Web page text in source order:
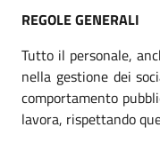
REGOLE GENERALI
Tutto il personale,
nella gestione dei
comportamento
lavora, rispettando